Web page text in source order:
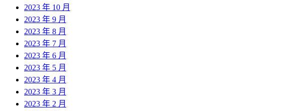
2023 年 10 月
2023 年 9 月
2023 年 8 月
2023 年 7 月
2023 年 6 月
2023 年 5 月
2023 年 4 月
2023 年 3 月
2023 年 2 月